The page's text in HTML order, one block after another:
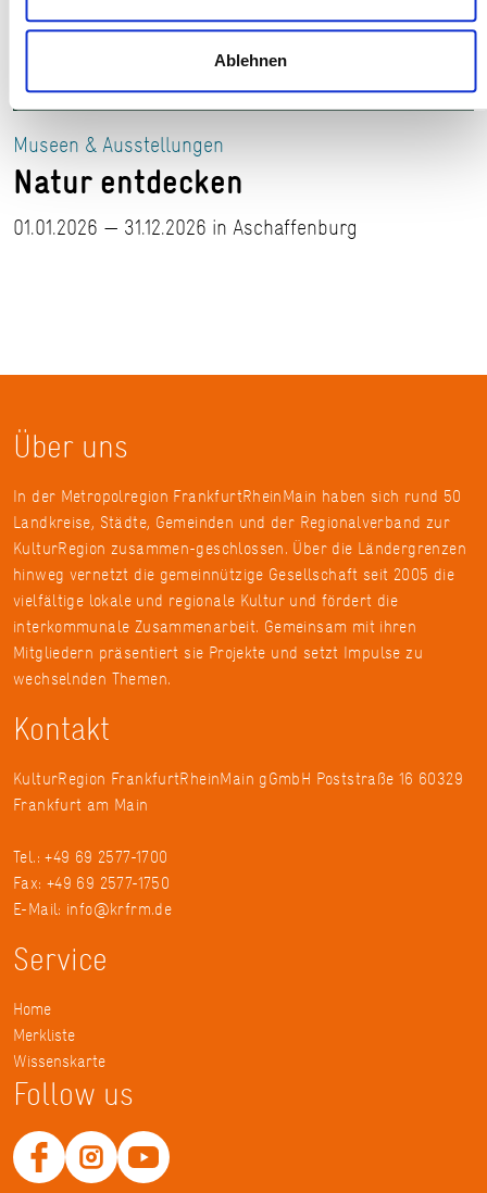
Ablehnen
Schmetterling-Exponat aus der Ausstellung © Museen der Stadt
Aschaffenburg/Ines Otschik
Museen & Ausstellungen
Natur entdecken
01.01.2026 — 31.12.2026 in Aschaffenburg
Über uns
In der Metropolregion FrankfurtRheinMain haben sich rund 50
Landkreise, Städte, Gemeinden und der Regionalverband zur
KulturRegion zusammen-geschlossen. Über die Ländergrenzen
hinweg vernetzt die gemeinnützige Gesellschaft seit 2005 die
vielfältige lokale und regionale Kultur und fördert die
interkommunale Zusammenarbeit. Gemeinsam mit ihren
Mitgliedern präsentiert sie Projekte und setzt Impulse zu
wechselnden Themen.
Kontakt
KulturRegion FrankfurtRheinMain gGmbH Poststraße 16 60329
Frankfurt am Main
Tel.: +49 69 2577-1700
Fax: +49 69 2577-1750
E-Mail: info@krfrm.de
Service
Home
Merkliste
Wissenskarte
Follow us